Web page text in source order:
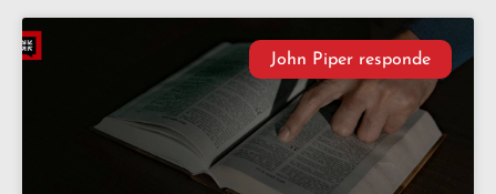
John Piper responde